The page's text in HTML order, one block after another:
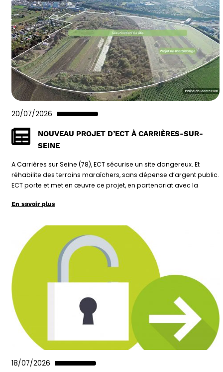
20/07/2026
NOUVEAU PROJET D’ECT À CARRIÈRES-SUR-
SEINE
A Carrières sur Seine (78), ECT sécurise un site dangereux. Et
réhabilite des terrains maraîchers, sans dépense d’argent public.
ECT porte et met en œuvre ce projet, en partenariat avec la
En savoir plus
18/07/2026